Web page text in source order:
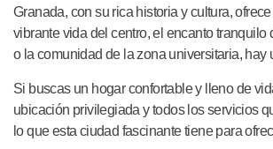
Granada, con su rica historia y cultura,
vibrante vida del centro, el encanto
o la comunidad de la zona universitaria, hay
Si buscas un hogar confortable y lleno de
ubicación privilegiada y todos los servicios
lo que esta ciudad fascinante tiene para